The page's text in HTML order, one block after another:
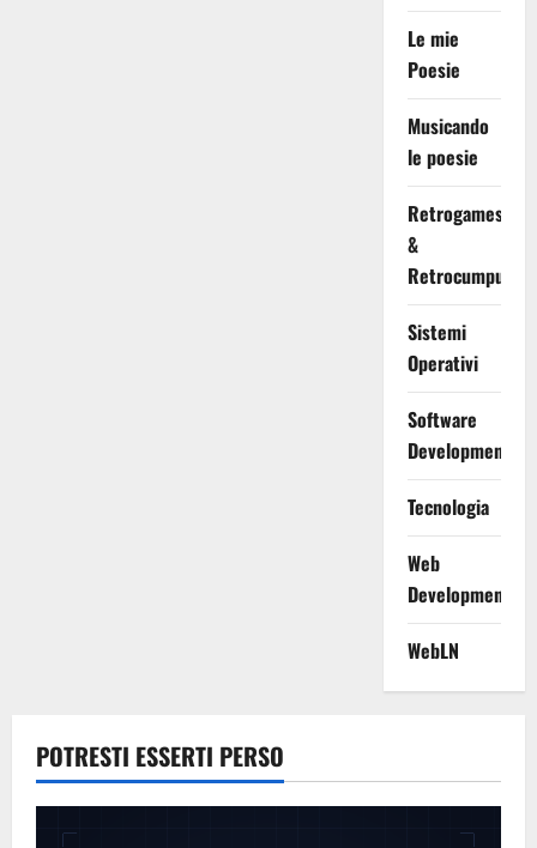
Le mie
Poesie
Musicando
le poesie
Retrogames
&
Retrocumputing
Sistemi
Operativi
Software
Development
Tecnologia
Web
Development
WebLN
POTRESTI ESSERTI PERSO